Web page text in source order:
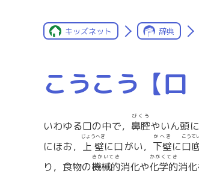
キッズネット 辞典
こうこう【口
いわゆる口の中で， 鼻腔
びくう
やいん頭
にほお， 上壁
じょうへき
に口がい， 下壁
かへき
に口
こうて
り，食物の機械的
きかいてき
消化や化学的
かがくてき
消